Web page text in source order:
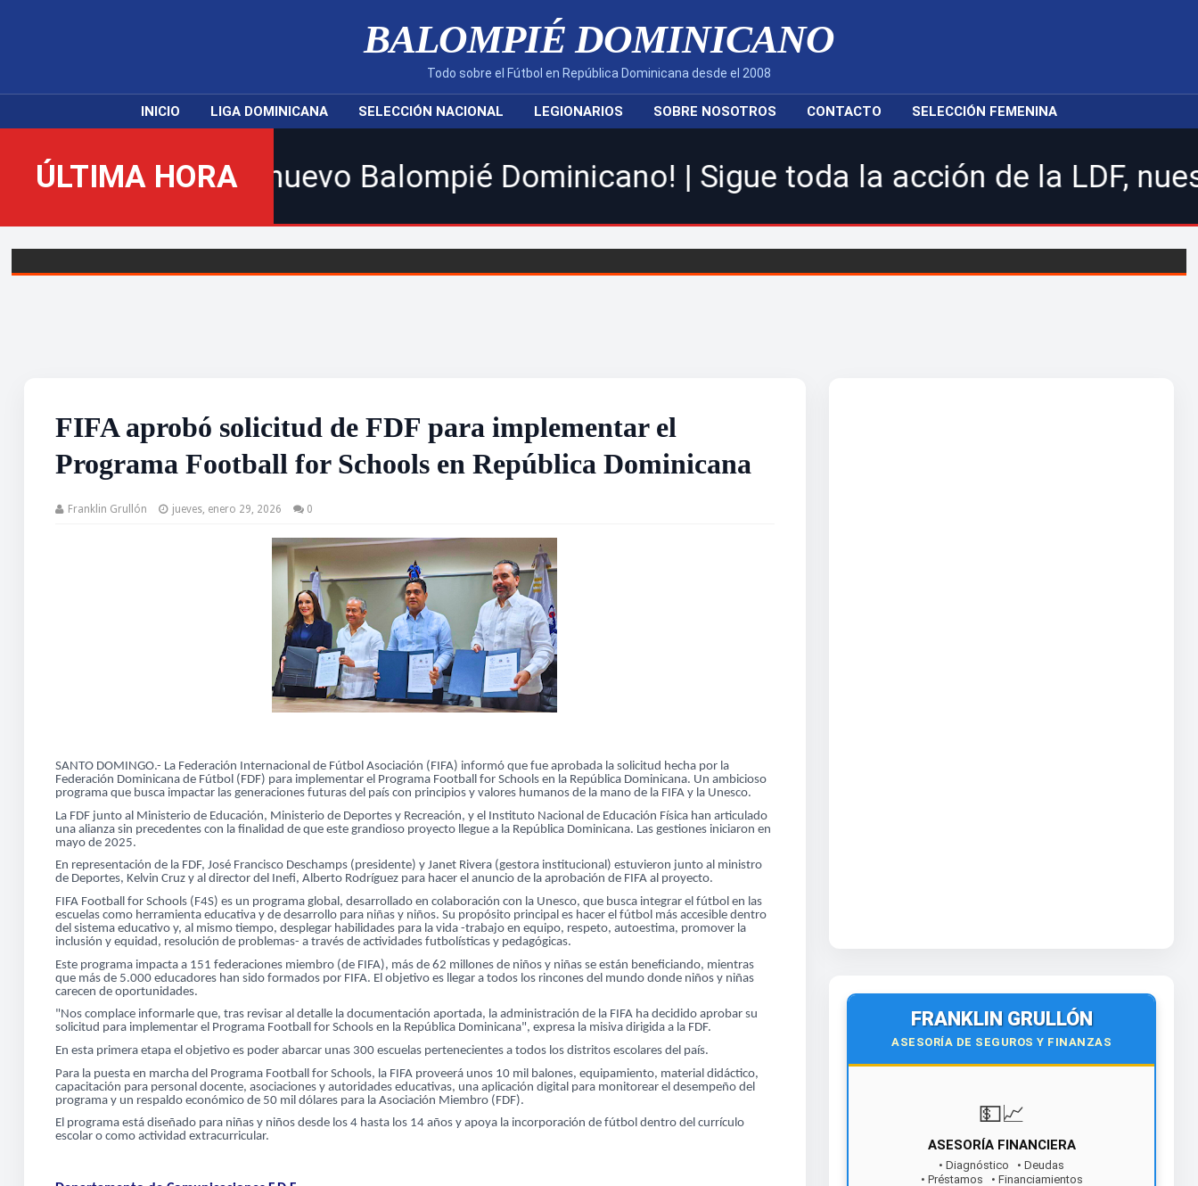
BALOMPIÉ DOMINICANO
Todo sobre el Fútbol en República Dominicana desde el 2008
INICIO LIGA DOMINICANA SELECCIÓN NACIONAL LEGIONARIOS SOBRE NOSOTROS CONTACTO SELECCIÓN FEMENINA
ÚLTIMA HORA
al nuevo Balompié Dominicano! | Sigue toda la acción de la LDF, nuestras
FIFA aprobó solicitud de FDF para implementar el
Programa Football for Schools en República Dominicana
Franklin Grullón jueves, enero 29, 2026 0
SANTO DOMINGO.- La Federación Internacional de Fútbol Asociación (FIFA) informó que fue aprobada la solicitud hecha por la
Federación Dominicana de Fútbol (FDF) para implementar el Programa Football for Schools en la República Dominicana. Un ambicioso
programa que busca impactar las generaciones futuras del país con principios y valores humanos de la mano de la FIFA y la Unesco.
La FDF junto al Ministerio de Educación, Ministerio de Deportes y Recreación, y el Instituto Nacional de Educación Física han articulado
una alianza sin precedentes con la finalidad de que este grandioso proyecto llegue a la República Dominicana. Las gestiones iniciaron en
mayo de 2025.
En representación de la FDF, José Francisco Deschamps (presidente) y Janet Rivera (gestora institucional) estuvieron junto al ministro
de Deportes, Kelvin Cruz y al director del Inefi, Alberto Rodríguez para hacer el anuncio de la aprobación de FIFA al proyecto.
FIFA Football for Schools (F4S) es un programa global, desarrollado en colaboración con la Unesco, que busca integrar el fútbol en las
escuelas como herramienta educativa y de desarrollo para niñas y niños. Su propósito principal es hacer el fútbol más accesible dentro
del sistema educativo y, al mismo tiempo, desplegar habilidades para la vida -trabajo en equipo, respeto, autoestima, promover la
inclusión y equidad, resolución de problemas- a través de actividades futbolísticas y pedagógicas.
Este programa impacta a 151 federaciones miembro (de FIFA), más de 62 millones de niños y niñas se están beneficiando, mientras
que más de 5.000 educadores han sido formados por FIFA. El objetivo es llegar a todos los rincones del mundo donde niños y niñas
carecen de oportunidades.
"Nos complace informarle que, tras revisar al detalle la documentación aportada, la administración de la FIFA ha decidido aprobar su
solicitud para implementar el Programa Football for Schools en la República Dominicana", expresa la misiva dirigida a la FDF.
En esta primera etapa el objetivo es poder abarcar unas 300 escuelas pertenecientes a todos los distritos escolares del país.
Para la puesta en marcha del Programa Football for Schools, la FIFA proveerá unos 10 mil balones, equipamiento, material didáctico,
capacitación para personal docente, asociaciones y autoridades educativas, una aplicación digital para monitorear el desempeño del
programa y un respaldo económico de 50 mil dólares para la Asociación Miembro (FDF).
El programa está diseñado para niñas y niños desde los 4 hasta los 14 años y apoya la incorporación de fútbol dentro del currículo
escolar o como actividad extracurricular.
FRANKLIN GRULLÓN
ASESORÍA DE SEGUROS Y FINANZAS
💵📈
ASESORÍA FINANCIERA
• Diagnóstico • Deudas
• Préstamos • Financiamientos
¡Contáctanos hoy!